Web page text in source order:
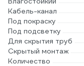
Кабель-канал
Под покраску
Под подсветку
Для скрытия труб
Скрытый монтаж
Количество